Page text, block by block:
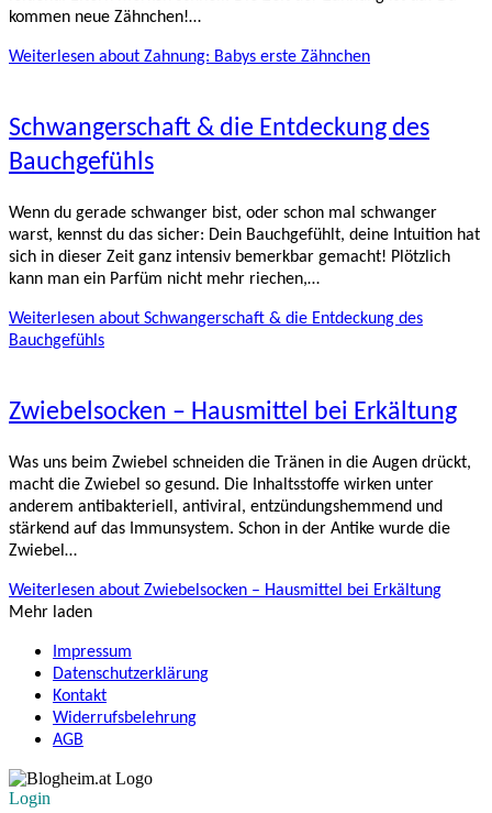
kommen neue Zähnchen!…
Weiterlesen about Zahnung: Babys erste Zähnchen
Schwangerschaft & die Entdeckung des
Bauchgefühls
Wenn du gerade schwanger bist, oder schon mal schwanger
warst, kennst du das sicher: Dein Bauchgefühlt, deine Intuition hat
sich in dieser Zeit ganz intensiv bemerkbar gemacht! Plötzlich
kann man ein Parfüm nicht mehr riechen,…
Weiterlesen about Schwangerschaft & die Entdeckung des
Bauchgefühls
Zwiebelsocken – Hausmittel bei Erkältung
Was uns beim Zwiebel schneiden die Tränen in die Augen drückt,
macht die Zwiebel so gesund. Die Inhaltsstoffe wirken unter
anderem antibakteriell, antiviral, entzündungshemmend und
stärkend auf das Immunsystem. Schon in der Antike wurde die
Zwiebel…
Weiterlesen about Zwiebelsocken – Hausmittel bei Erkältung
Mehr laden
Impressum
Datenschutzerklärung
Kontakt
Widerrufsbelehrung
AGB
Login